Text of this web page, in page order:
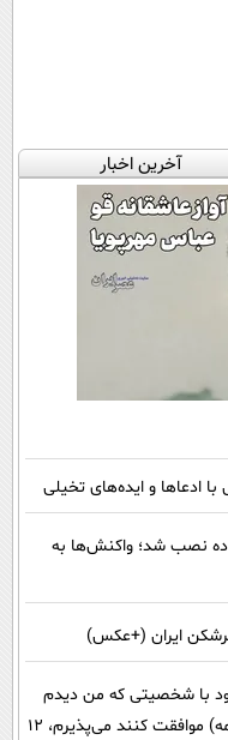
آخرین اخبار
ادعاها و ایده‌های تخیلی
نصب شد؛ واکنش‌ها به
ایران (+عکس)
با شخصیتی که من دیدم
تطابق ندارد/ گفتند سه چهارم ( با تفاهم‌نامه) موافقت کنند می‌پذیرم، 12